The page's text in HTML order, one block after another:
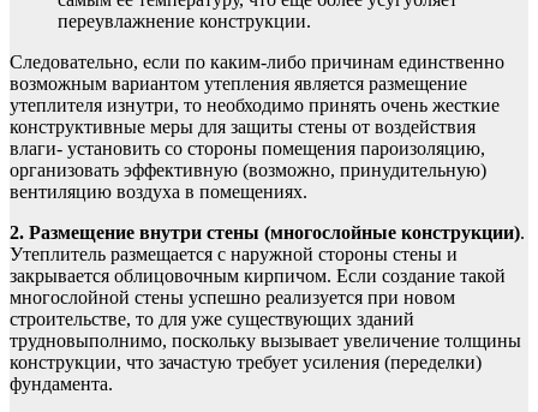
переувлажнение конструкции.
Следовательно, если по каким-либо причинам единственно
возможным вариантом утепления является размещение
утеплителя изнутри, то необходимо принять очень жесткие
конструктивные меры для защиты стены от воздействия
влаги- установить со стороны помещения пароизоляцию,
организовать эффективную (возможно, принудительную)
вентиляцию воздуха в помещениях.
2. Размещение внутри стены (многослойные конструкции).
Утеплитель размещается с наружной стороны стены и
закрывается облицовочным кирпичом. Если создание такой
многослойной стены успешно реализуется при новом
строительстве, то для уже существующих зданий
трудновыполнимо, поскольку вызывает увеличение толщины
конструкции, что зачастую требует усиления (переделки)
фундамента.